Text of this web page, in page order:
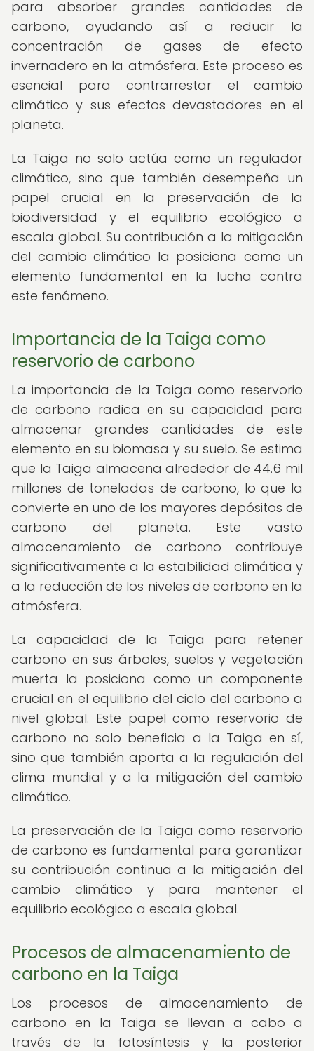
para absorber grandes cantidades de
carbono, ayudando así a reducir la
concentración de gases de efecto
invernadero en la atmósfera. Este proceso es
esencial para contrarrestar el cambio
climático y sus efectos devastadores en el
planeta.
La Taiga no solo actúa como un regulador
climático, sino que también desempeña un
papel crucial en la preservación de la
biodiversidad y el equilibrio ecológico a
escala global. Su contribución a la mitigación
del cambio climático la posiciona como un
elemento fundamental en la lucha contra
este fenómeno.
Importancia de la Taiga como
reservorio de carbono
La importancia de la Taiga como reservorio
de carbono radica en su capacidad para
almacenar grandes cantidades de este
elemento en su biomasa y su suelo. Se estima
que la Taiga almacena alrededor de 44.6 mil
millones de toneladas de carbono, lo que la
convierte en uno de los mayores depósitos de
carbono del planeta. Este vasto
almacenamiento de carbono contribuye
significativamente a la estabilidad climática y
a la reducción de los niveles de carbono en la
atmósfera.
La capacidad de la Taiga para retener
carbono en sus árboles, suelos y vegetación
muerta la posiciona como un componente
crucial en el equilibrio del ciclo del carbono a
nivel global. Este papel como reservorio de
carbono no solo beneficia a la Taiga en sí,
sino que también aporta a la regulación del
clima mundial y a la mitigación del cambio
climático.
La preservación de la Taiga como reservorio
de carbono es fundamental para garantizar
su contribución continua a la mitigación del
cambio climático y para mantener el
equilibrio ecológico a escala global.
Procesos de almacenamiento de
carbono en la Taiga
Los procesos de almacenamiento de
carbono en la Taiga se llevan a cabo a
través de la fotosíntesis y la posterior